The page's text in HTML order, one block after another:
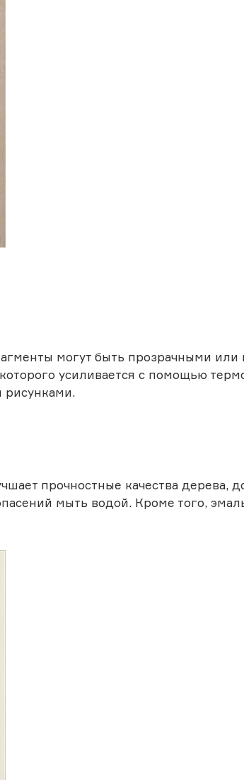
могут быть прозрачными или
усиливается с помощью
рисунками.
прочностные качества дерева,
мыть водой. Кроме того,